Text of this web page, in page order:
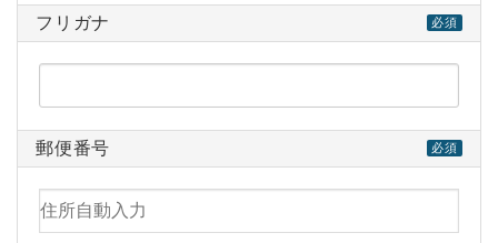
フリガナ 必須
郵便番号 必須